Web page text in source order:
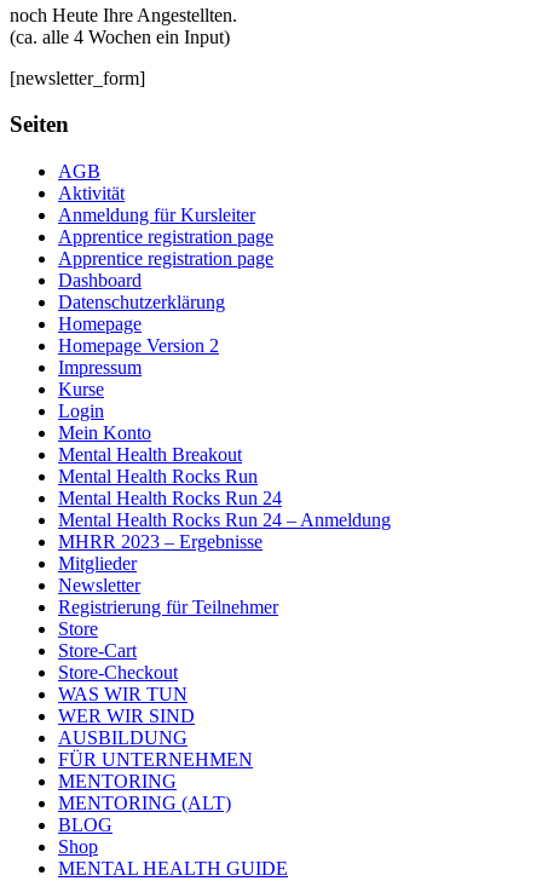
noch Heute Ihre Angestellten.
(ca. alle 4 Wochen ein Input)
[newsletter_form]
Seiten
AGB
Aktivität
Anmeldung für Kursleiter
Apprentice registration page
Apprentice registration page
Dashboard
Datenschutzerklärung
Homepage
Homepage Version 2
Impressum
Kurse
Login
Mein Konto
Mental Health Breakout
Mental Health Rocks Run
Mental Health Rocks Run 24
Mental Health Rocks Run 24 – Anmeldung
MHRR 2023 – Ergebnisse
Mitglieder
Newsletter
Registrierung für Teilnehmer
Store
Store-Cart
Store-Checkout
WAS WIR TUN
WER WIR SIND
AUSBILDUNG
FÜR UNTERNEHMEN
MENTORING
MENTORING (ALT)
BLOG
Shop
MENTAL HEALTH GUIDE